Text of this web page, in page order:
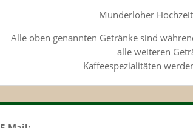
Munderloher
Alle oben genannten Getränke sind
alle weiteren
Kaffeespezialitäten